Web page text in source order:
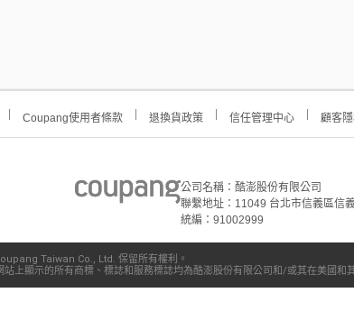
Coupang使用者條款 退換貨政策 信任管理中心 顧客
公司名稱：酷澎股份有限公司
聯繫地址：11049 台北市信義區信
統編：91002999
Taiwan Co., Ltd. 保留所有權利。
站上顯示的所有商標、標誌和服務標誌均為酷澎股份有限公司和/或其在美國和